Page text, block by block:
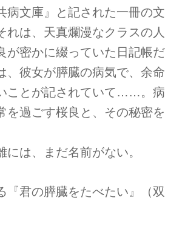
病文庫』と記された一冊の文
れは、天真爛漫なクラスの人
が密かに綴っていた日記帳だ
、彼女が膵臓の病気で、余命
ことが記されていて……。病
を過ごす桜良と、その秘密を
は、まだ名前がない。
『君の膵臓をたべたい』（双